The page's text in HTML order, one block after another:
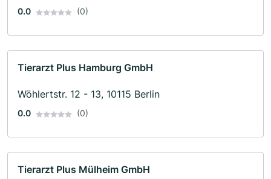
0.0 (0)
Tierarzt Plus Hamburg GmbH
Wöhlertstr. 12 - 13, 10115 Berlin
0.0 (0)
Tierarzt Plus Mülheim GmbH